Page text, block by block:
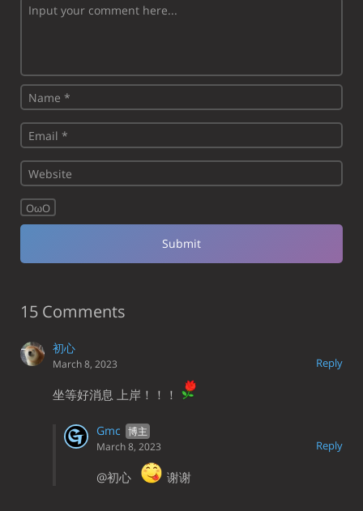
OωO
15 Comments
初心
Reply
March 8, 2023
坐等好消息 上岸！！！
Gmc
Reply
March 8, 2023
@初心 谢谢